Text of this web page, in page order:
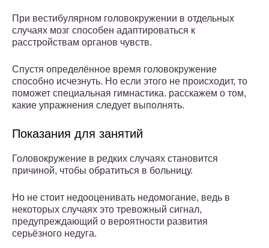
При вестибулярном головокружении в отдельных
случаях мозг способен адаптироваться к
расстройствам органов чувств.
Спустя определённое время головокружение
способно исчезнуть. Но если этого не происходит, то
поможет специальная гимнастика. расскажем о том,
какие упражнения следует выполнять.
Показания для занятий
Головокружение в редких случаях становится
причиной, чтобы обратиться в больницу.
Но не стоит недооценивать недомогание, ведь в
некоторых случаях это тревожный сигнал,
предупреждающий о вероятности развития
серьёзного недуга.